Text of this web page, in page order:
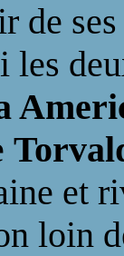
de
les
et
loin